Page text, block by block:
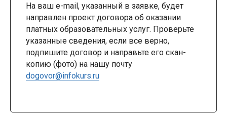
На ваш e-mail, указанный в заявке, будет
направлен проект договора об оказании
платных образовательных услуг. Проверьте
указанные сведения, если все верно,
подпишите договор и направьте его скан-
копию (фото) на нашу почту
dogovor@infokurs.ru